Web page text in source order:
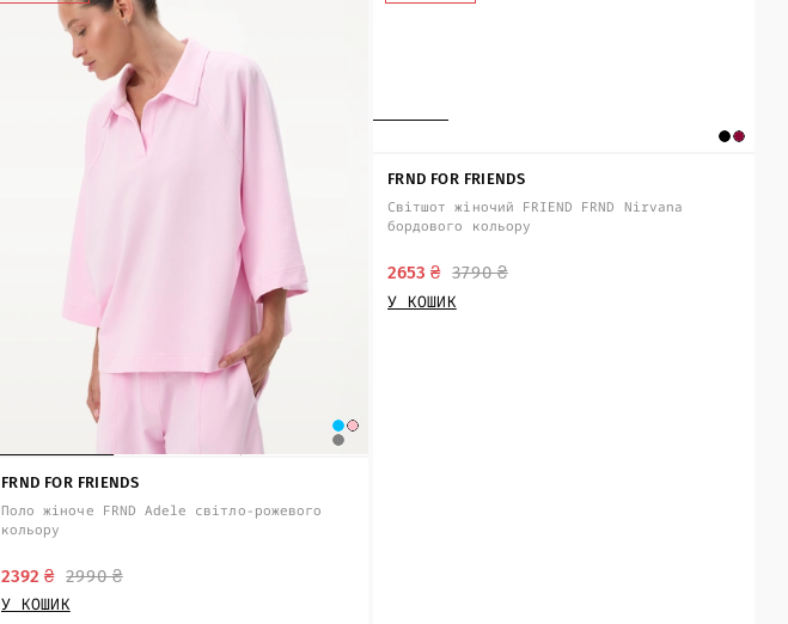
FRND FOR FRIENDS
Поло жіноче FRND Adele світло-рожевого
кольору
2990 ₴
2392 ₴
У КОШИК
FRND FOR FRIENDS
Світшот жіночий FRIEND FRND Nirvana
бордового кольору
3790 ₴
2653 ₴
У КОШИК